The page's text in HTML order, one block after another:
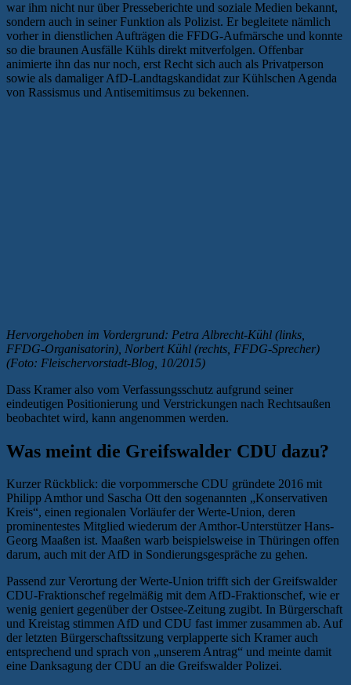
war ihm nicht nur über Presseberichte und soziale Medien bekannt,
sondern auch in seiner Funktion als Polizist. Er begleitete nämlich
vorher in dienstlichen Aufträgen die FFDG-Aufmärsche und konnte
so die braunen Ausfälle Kühls direkt mitverfolgen. Offenbar
animierte ihn das nur noch, erst Recht sich auch als Privatperson
sowie als damaliger AfD-Landtagskandidat zur Kühlschen Agenda
von Rassismus und Antisemitimsus zu bekennen.
Hervorgehoben im Vordergrund: Petra Albrecht-Kühl (links,
FFDG-Organisatorin), Norbert Kühl (rechts, FFDG-Sprecher)
(Foto: Fleischervorstadt-Blog, 10/2015)
Dass Kramer also vom Verfassungsschutz aufgrund seiner
eindeutigen Positionierung und Verstrickungen nach Rechtsaußen
beobachtet wird, kann angenommen werden.
Was meint die Greifswalder CDU dazu?
Kurzer Rückblick: die vorpommersche CDU gründete 2016 mit
Philipp Amthor und Sascha Ott den sogenannten „Konservativen
Kreis“, einen regionalen Vorläufer der Werte-Union, deren
prominentestes Mitglied wiederum der Amthor-Unterstützer Hans-
Georg Maaßen ist. Maaßen warb beispielsweise in Thüringen offen
darum, auch mit der AfD in Sondierungsgespräche zu gehen.
Passend zur Verortung der Werte-Union trifft sich der Greifswalder
CDU-Fraktionschef regelmäßig mit dem AfD-Fraktionschef, wie er
wenig geniert gegenüber der Ostsee-Zeitung zugibt. In Bürgerschaft
und Kreistag stimmen AfD und CDU fast immer zusammen ab. Auf
der letzten Bürgerschaftssitzung verplapperte sich Kramer auch
entsprechend und sprach von „unserem Antrag“ und meinte damit
eine Danksagung der CDU an die Greifswalder Polizei.